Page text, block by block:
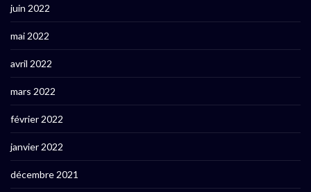
juin 2022
mai 2022
avril 2022
mars 2022
février 2022
janvier 2022
décembre 2021